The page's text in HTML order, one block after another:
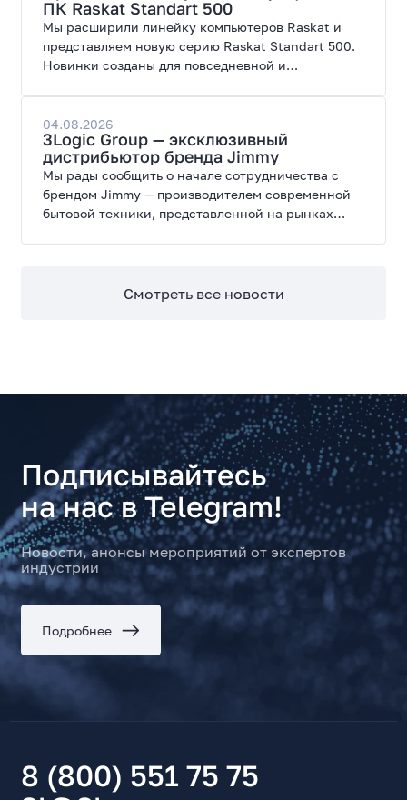
ПК Raskat Standart 500
Мы расширили линейку компьютеров Raskat и
представляем новую серию Raskat Standart 500.
Новинки созданы для повседневной и
широкие возможности модернизации.
04.08.2026
3Logic Group — эксклюзивный
дистрибьютор бренда Jimmy
Мы рады сообщить о начале сотрудничества с
брендом Jimmy — производителем современной
бытовой техники, представленной на рынках
Смотреть все новости
Подписывайтесь
на нас в Telegram!
Новости, анонсы мероприятий от экспертов
индустрии
Подробнее
8 (800) 551 75 75